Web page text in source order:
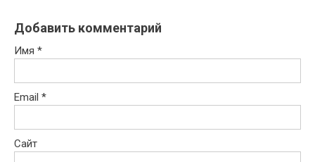
Добавить комментарий
Имя *
Email *
Сайт